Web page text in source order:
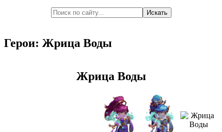
Герои: Жрица Воды
Жрица Воды